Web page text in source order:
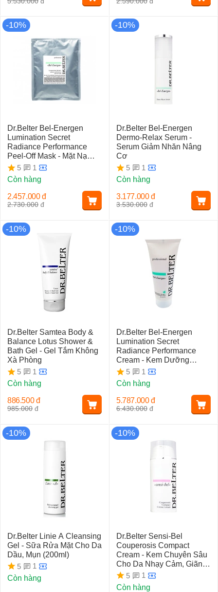
-10%
Dr.Belter Bel-Energen
Lumination Secret
Radiance Performance
Peel-Off Mask - Mặt Nạ
Cao Su Dẻo Trắng Da
5
1
Còn hàng
2.730.000 đ
2.457.000 đ
-10%
Dr.Belter Bel-Energen
Dermo-Relax Serum -
Serum Giảm Nhăn Nâng
Cơ
5
1
Còn hàng
3.530.000 đ
3.177.000 đ
-10%
Dr.Belter Samtea Body &
Balance Lotus Shower &
Bath Gel - Gel Tắm Không
Xà Phòng
5
1
Còn hàng
985.000 đ
886.500 đ
-10%
Dr.Belter Bel-Energen
Lumination Secret
Radiance Performance
Cream - Kem Dưỡng
Trắng Da (100ml)
5
1
Còn hàng
6.430.000 đ
5.787.000 đ
-10%
Dr.Belter Linie A Cleansing
Gel - Sữa Rửa Mặt Cho Da
Dầu, Mụn (200ml)
5
1
Còn hàng
-10%
Dr.Belter Sensi-Bel
Couperosis Compact
Cream - Kem Chuyên Sâu
Cho Da Nhạy Cảm, Giãn
Mao Mạch
5
1
Còn hàng